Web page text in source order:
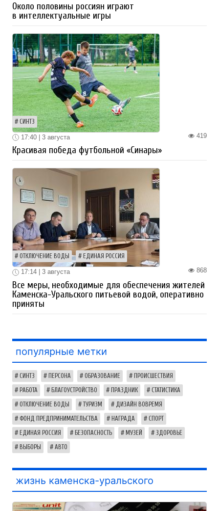
Около половины россиян играют
в интеллектуальные игры
СИНТЗ
419
17:40 | 3 августа
Красивая победа футбольной «Синары»
ОТКЛЮЧЕНИЕ ВОДЫ ЕДИНАЯ РОССИЯ
868
17:14 | 3 августа
Все меры, необходимые для обеспечения жителей
Каменска-Уральского питьевой водой, оперативно
приняты
популярные метки
СИНТЗ ПЕРСОНА ОБРАЗОВАНИЕ ПРОИСШЕСТВИЯ
РАБОТА БЛАГОУСТРОЙСТВО ПРАЗДНИК СТАТИСТИКА
ОТКЛЮЧЕНИЕ ВОДЫ ТУРИЗМ ДИЗАЙН ВОВРЕМЯ
ФОНД ПРЕДПРИНИМАТЕЛЬСТВА НАГРАДА СПОРТ
ЕДИНАЯ РОССИЯ БЕЗОПАСНОСТЬ МУЗЕЙ ЗДОРОВЬЕ
ВЫБОРЫ АВТО
жизнь каменска-уральского